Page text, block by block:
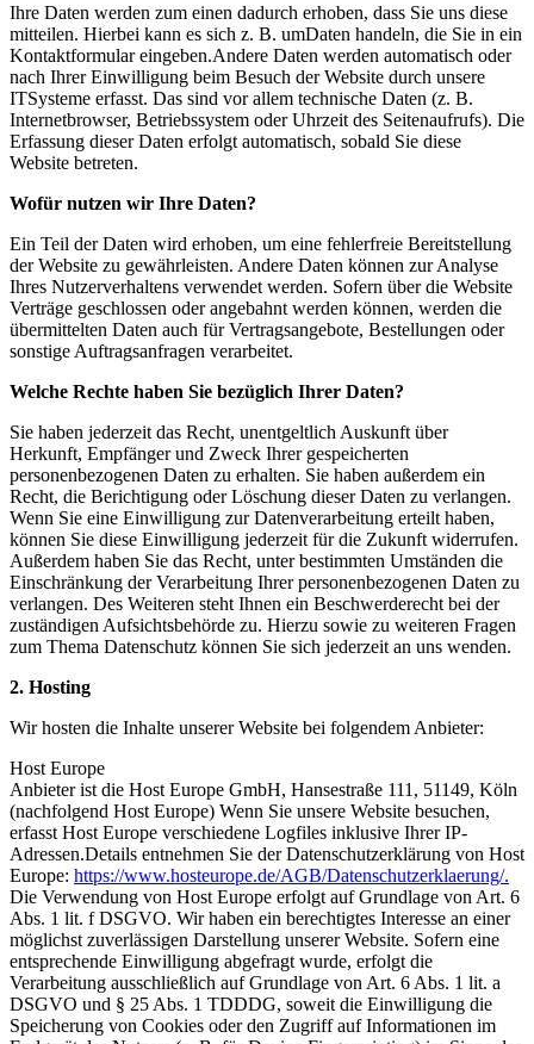
Ihre Daten werden zum einen dadurch erhoben, dass Sie uns diese
mitteilen. Hierbei kann es sich z. B. umDaten handeln, die Sie in ein
Kontaktformular eingeben.Andere Daten werden automatisch oder
nach Ihrer Einwilligung beim Besuch der Website durch unsere
ITSysteme erfasst. Das sind vor allem technische Daten (z. B.
Internetbrowser, Betriebssystem oder Uhrzeit des Seitenaufrufs). Die
Erfassung dieser Daten erfolgt automatisch, sobald Sie diese
Website betreten.
Wofür nutzen wir Ihre Daten?
Ein Teil der Daten wird erhoben, um eine fehlerfreie Bereitstellung
der Website zu gewährleisten. Andere Daten können zur Analyse
Ihres Nutzerverhaltens verwendet werden. Sofern über die Website
Verträge geschlossen oder angebahnt werden können, werden die
übermittelten Daten auch für Vertragsangebote, Bestellungen oder
sonstige Auftragsanfragen verarbeitet.
Welche Rechte haben Sie bezüglich Ihrer Daten?
Sie haben jederzeit das Recht, unentgeltlich Auskunft über
Herkunft, Empfänger und Zweck Ihrer gespeicherten
personenbezogenen Daten zu erhalten. Sie haben außerdem ein
Recht, die Berichtigung oder Löschung dieser Daten zu verlangen.
Wenn Sie eine Einwilligung zur Datenverarbeitung erteilt haben,
können Sie diese Einwilligung jederzeit für die Zukunft widerrufen.
Außerdem haben Sie das Recht, unter bestimmten Umständen die
Einschränkung der Verarbeitung Ihrer personenbezogenen Daten zu
verlangen. Des Weiteren steht Ihnen ein Beschwerderecht bei der
zuständigen Aufsichtsbehörde zu. Hierzu sowie zu weiteren Fragen
zum Thema Datenschutz können Sie sich jederzeit an uns wenden.
2. Hosting
Wir hosten die Inhalte unserer Website bei folgendem Anbieter:
Host Europe
Anbieter ist die Host Europe GmbH, Hansestraße 111, 51149, Köln
(nachfolgend Host Europe) Wenn Sie unsere Website besuchen,
erfasst Host Europe verschiedene Logfiles inklusive Ihrer IP-
Adressen.Details entnehmen Sie der Datenschutzerklärung von Host
Europe: https://www.hosteurope.de/AGB/Datenschutzerklaerung/.
Die Verwendung von Host Europe erfolgt auf Grundlage von Art. 6
Abs. 1 lit. f DSGVO. Wir haben ein berechtigtes Interesse an einer
möglichst zuverlässigen Darstellung unserer Website. Sofern eine
entsprechende Einwilligung abgefragt wurde, erfolgt die
Verarbeitung ausschließlich auf Grundlage von Art. 6 Abs. 1 lit. a
DSGVO und § 25 Abs. 1 TDDDG, soweit die Einwilligung die
Speicherung von Cookies oder den Zugriff auf Informationen im